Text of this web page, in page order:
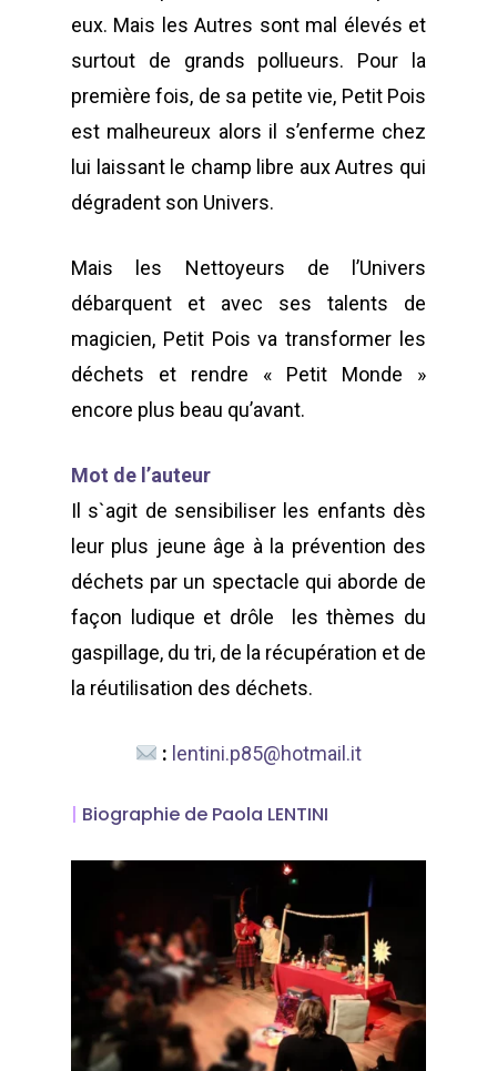
eux. Mais les Autres sont mal élevés et
surtout de grands pollueurs.
Pour la
première fois, de sa petite vie, Petit Pois
est malheureux alors il s’enferme chez
lui laissant le champ libre aux Autres qui
dégradent son Univers.
Mais les Nettoyeurs de l’Univers
débarquent et avec ses talents de
magicien, Petit Pois va transformer les
déchets et rendre « Petit Monde »
encore plus beau qu’avant.
Mot de l’auteur
Il s`agit de sensibiliser les enfants dès
leur plus jeune âge à la prévention des
déchets par un spectacle qui aborde de
façon ludique et drôle
les thèmes du
gaspillage, du tri, de la récupération et de
la réutilisation des déchets.
: lentini.p85@hotmail.it
| Biographie de Paola LENTINI
À propos
Contacts
Annuaire
Actualités
Adhérer
WOW LOOK AT THIS!
This is an optional,
Unit 345
2500 Castle Dr
Manhattan, NY
T:+216 (0)40 3629
E: